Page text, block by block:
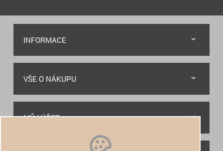
INFORMACE
VŠE O NÁKUPU
MŮJ ÚČET